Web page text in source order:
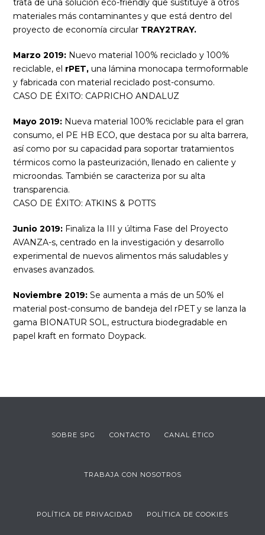
trata de una solución eco-friendly que sustituye a otros
materiales más contaminantes y que está dentro del
proyecto de economía circular TRAY2TRAY.
Marzo 2019: Nuevo material 100% reciclado y 100%
reciclable, el rPET, una lámina monocapa termoformable
y fabricada con material reciclado post-consumo.
CASO DE ÉXITO: CAPRICHO ANDALUZ
Mayo 2019: Nueva material 100% reciclable para el gran
consumo, el PE HB ECO, que destaca por su alta barrera,
así como por su capacidad para soportar tratamientos
térmicos como la pasteurización, llenado en caliente y
microondas. También se caracteriza por su alta
transparencia.
CASO DE ÉXITO: ATKINS & POTTS
Junio 2019: Finaliza la III y última Fase del Proyecto
AVANZA-s, centrado en la investigación y desarrollo
experimental de nuevos alimentos más saludables y
envases avanzados.
Noviembre 2019: Se aumenta a más de un 50% el
material post-consumo de bandeja del rPET y se lanza la
gama BIONATUR SOL, estructura biodegradable en
papel kraft en formato Doypack.
SOBRE SPG CONTACTO CANAL ÉTICO
TRABAJA CON NOSOTROS
POLÍTICA DE PRIVACIDAD POLÍTICA DE COOKIES